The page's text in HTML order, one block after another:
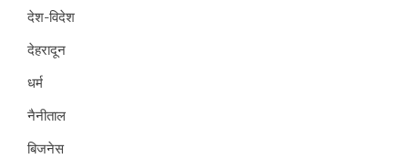
देश-विदेश
देहरादून
धर्म
नैनीताल
बिजनेस